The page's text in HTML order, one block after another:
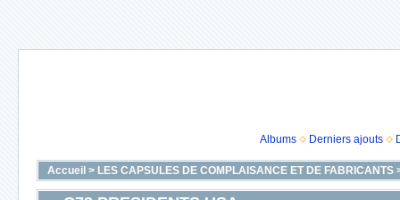
Albums Derniers ajouts
Accueil > LES CAPSULES DE COMPLAISANCE ET DE FABRICANTS